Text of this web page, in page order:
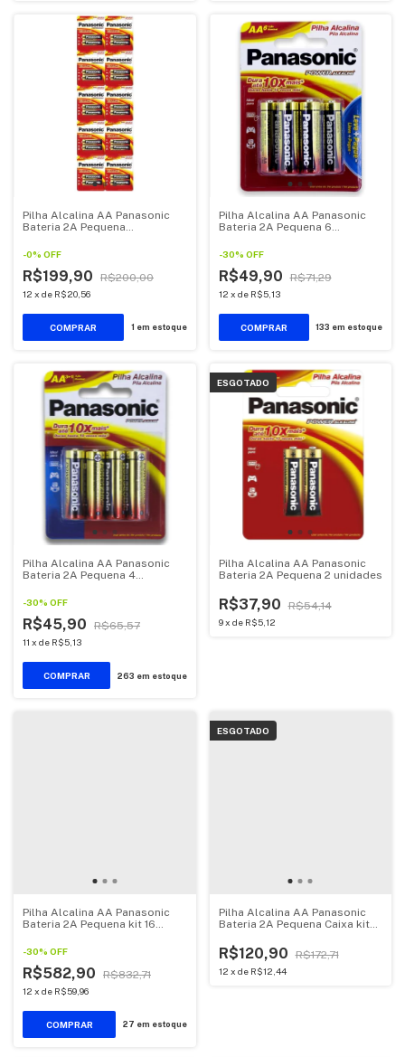
Pilha Alcalina AA Panasonic
Bateria 2A Pequena
-0% OFF
R$199,90 R$200,00
12 x de R$20,56
1 em estoque
Pilha Alcalina AA Panasonic
Bateria 2A Pequena 6
-30% OFF
R$49,90 R$71,29
12 x de R$5,13
133 em estoque
Pilha Alcalina AA Panasonic
Bateria 2A Pequena 4
-30% OFF
R$45,90 R$65,57
11 x de R$5,13
263 em estoque
ESGOTADO
Pilha Alcalina AA Panasonic
Bateria 2A Pequena 2 unidades
R$37,90 R$54,14
9 x de R$5,12
Pilha Alcalina AA Panasonic
Bateria 2A Pequena kit 16
-30% OFF
R$582,90 R$832,71
12 x de R$59,96
27 em estoque
ESGOTADO
Pilha Alcalina AA Panasonic
Bateria 2A Pequena Caixa kit
R$120,90 R$172,71
12 x de R$12,44